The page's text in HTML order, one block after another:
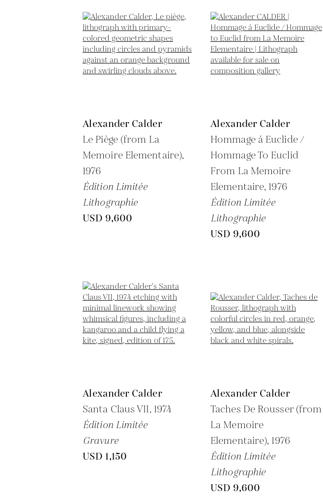
Alexander Calder
Le Piège (from La
Memoire Elementaire),
1976
Édition Limitée
Lithographie
USD 9,600
Alexander Calder
Hommage á Euclide /
Hommage To Euclid
From La Memoire
Elementaire, 1976
Édition Limitée
Lithographie
USD 9,600
Alexander Calder
Santa Claus VII, 1974
Édition Limitée
Gravure
USD 1,150
Alexander Calder
Taches De Rousser (from
La Memoire
Elementaire), 1976
Édition Limitée
Lithographie
USD 9,600